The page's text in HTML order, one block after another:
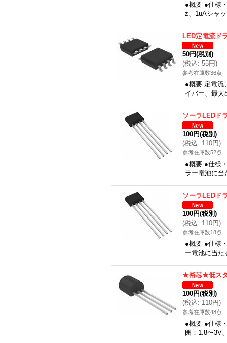
●概要 ●仕様
z、1uAシャ
LED定電流ド
50円(税別)
(税込: 55円)
参考在庫数36点
●概要 定電流
イバー、最
ソーラLEDド
100円(税別)
(税込: 110円)
参考在庫数52点
●概要 ●仕様
ラー電池に
ソーラLEDド
100円(税別)
(税込: 110円)
参考在庫数18点
●概要 ●仕様
ー電池に当
★裕芯★低スタ
100円(税別)
(税込: 110円)
参考在庫数48点
●概要 ●仕様
囲：1.8〜3V